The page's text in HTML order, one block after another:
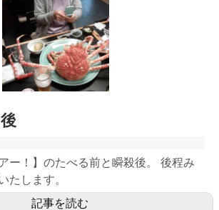
ー！】のたべる前と瞬殺後。 後程み
たします。
記事を読む